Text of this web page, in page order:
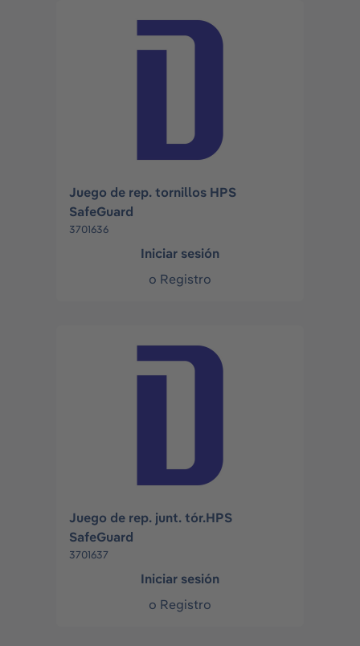
Juego de rep. tornillos HPS
SafeGuard
3701636
Iniciar sesión
o Registro
Juego de rep. junt. tór.HPS
SafeGuard
3701637
Iniciar sesión
o Registro